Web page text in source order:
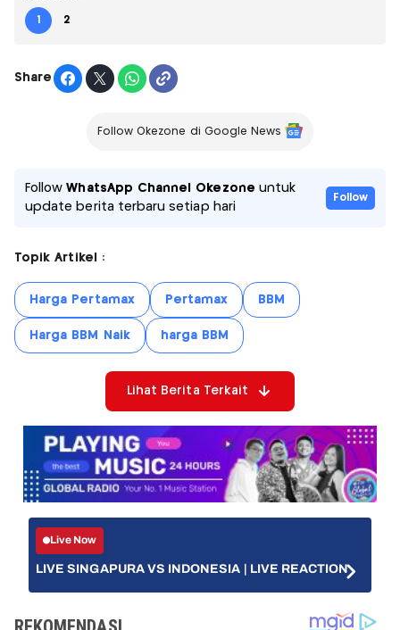
1 2
Share
Follow Okezone di Google News
FollowWhatsApp Channel Okezone untuk
update berita terbaru setiap hari
Follow
Topik Artikel :
Harga Pertamax Pertamax BBM
Harga BBM Naik harga BBM
Lihat Berita Terkait
Live Now
LIVE SINGAPURA VS INDONESIA | LIVE REACTION